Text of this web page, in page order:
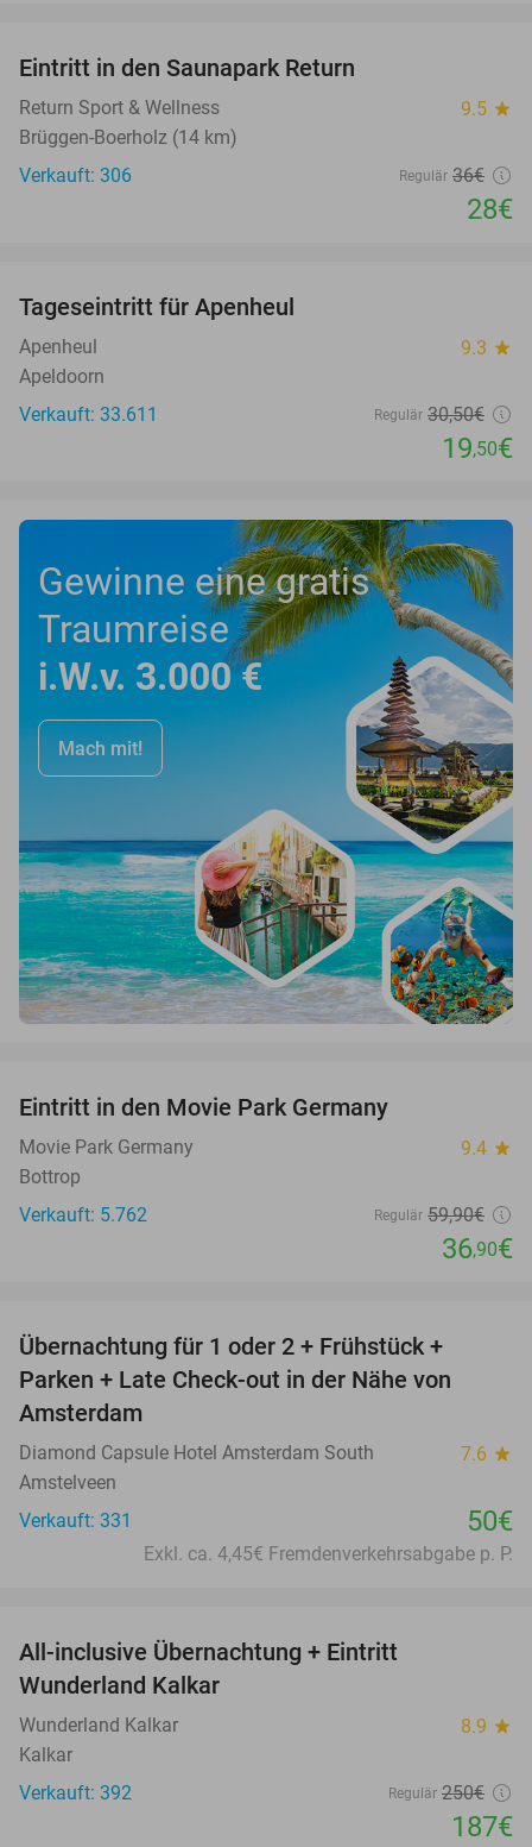
Eintritt in den Saunapark Return
Return Sport & Wellness 9.5 star
Brüggen-Boerholz (14 km)
Verkauft: 306
Regulär 36€
28€
Tageseintritt für Apenheul
Apenheul 9.3 star
Apeldoorn
Verkauft: 33.611
Regulär 30,50€
19,50€
Gewinne eine gratis
Traumreise
i.W.v. 3.000 €
Mach mit!
Eintritt in den Movie Park Germany
Movie Park Germany 9.4 star
Bottrop
Verkauft: 5.762
Regulär 59,90€
36,90€
Übernachtung für 1 oder 2 + Frühstück +
Parken + Late Check-out in der Nähe von
Amsterdam
Diamond Capsule Hotel Amsterdam South 7.6 star
Amstelveen
Verkauft: 331
50€
Exkl. ca. 4,45€ Fremdenverkehrsabgabe p. P.
All-inclusive Übernachtung + Eintritt
Wunderland Kalkar
Wunderland Kalkar 8.9 star
Kalkar
Verkauft: 392
Regulär 250€
187€